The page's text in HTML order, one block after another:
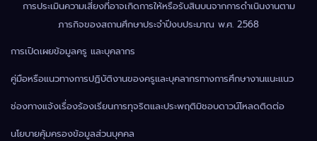
การประเมินความเสี่ยงที่อาจเกิดการให้หรือรับสินบนจากการดำเนินงานตาม
ภารกิจของสถานศึกษาประจำปีงบประมาณ พ.ศ. 2568
การเปิดเผยข้อมูลครู และบุคลากร
คู่มือหรือแนวทางการปฏิบัติงานของครูและบุคลากรทางการศึกษางานแนะแนว
ช่องทางแจ้งเรื่องร้องเรียนการทุจริตและประพฤติมิชอบดาวน์โหลดติดต่อ
นโยบายคุ้มครองข้อมูลส่วนบุคคล